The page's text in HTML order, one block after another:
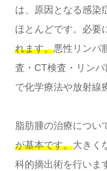
は、原因となる感染
ほとんどです。必要
れます。悪性リンパ
査・CT検査・リン
で化学療法や放射線
脂肪腫の治療につい
が基本です。大きく
科的摘出術を行いま